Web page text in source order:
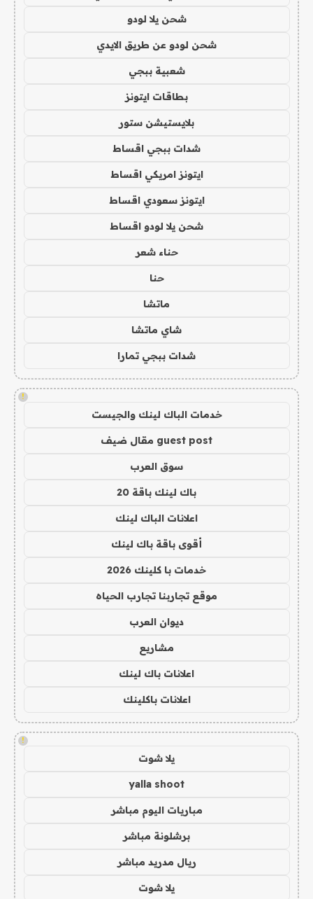
شحن يلا لودو
شحن لودو عن طريق الايدي
شعبية ببجي
بطاقات ايتونز
بلايستيشن ستور
شدات ببجي اقساط
ايتونز امريكي اقساط
ايتونز سعودي اقساط
شحن يلا لودو اقساط
حناء شعر
حنا
ماتشا
شاي ماتشا
شدات ببجي تمارا
!
خدمات الباك لينك والجيست
guest post مقال ضيف
سوق العرب
باك لينك باقة 20
اعلانات الباك لينك
أقوى باقة باك لينك
خدمات با كلينك 2026
موقع تجاربنا تجارب الحياه
ديوان العرب
مشاريع
اعلانات باك لينك
اعلانات باكلينك
!
يلا شوت
yalla shoot
مباريات اليوم مباشر
برشلونة مباشر
ريال مدريد مباشر
يلا شوت